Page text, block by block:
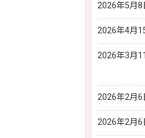
2026年5月8
2026年4月
2026年3月
2026年2月6
2026年2月6